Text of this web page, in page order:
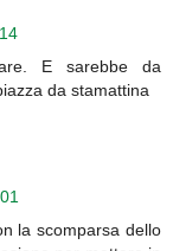
E sarebbe da
da stamattina
la scomparsa dello